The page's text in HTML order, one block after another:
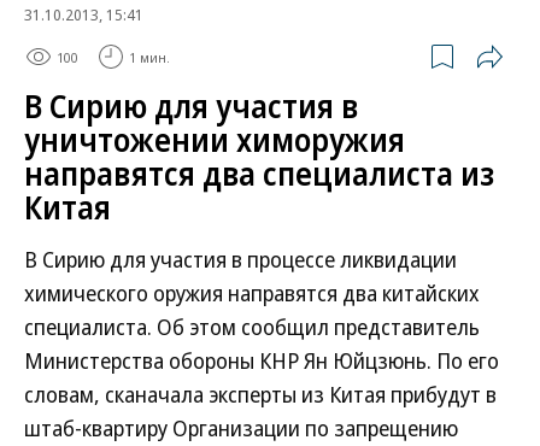
31.10.2013, 15:41
100 1 мин.
В Сирию для участия в
уничтожении химоружия
направятся два специалиста из
Китая
В Сирию для участия в процессе ликвидации
химического оружия направятся два китайских
специалиста. Об этом сообщил представитель
Министерства обороны КНР Ян Юйцзюнь. По его
словам, сканачала эксперты из Китая прибудут в
штаб-квартиру Организации по запрещению